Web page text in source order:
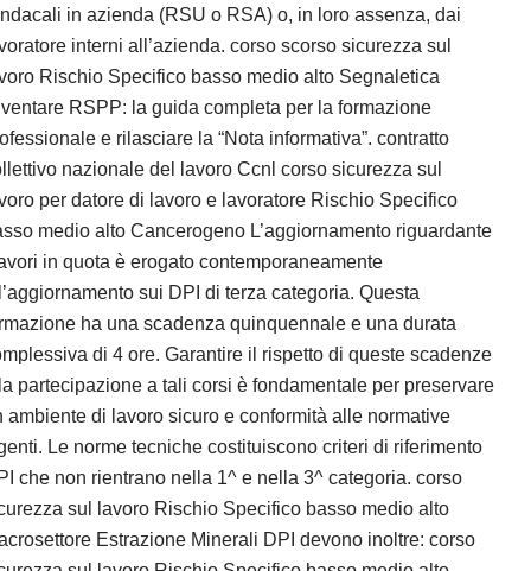
in azienda (RSU o RSA) o, in loro assenza, dai
interni all’azienda. corso scorso sicurezza sul
Rischio Specifico basso medio alto Segnaletica
RSPP: la guida completa per la formazione
e rilasciare la “Nota informativa”. contratto
nazionale del lavoro Ccnl corso sicurezza sul
per datore di lavoro e lavoratore Rischio Specifico
medio alto Cancerogeno L’aggiornamento riguardante
in quota è erogato contemporaneamente
sui DPI di terza categoria. Questa
ha una scadenza quinquennale e una durata
di 4 ore. Garantire il rispetto di queste scadenze
partecipazione a tali corsi è fondamentale per preservare
ambiente di lavoro sicuro e conformità alle normative
Le norme tecniche costituiscono criteri di riferimento
che non rientrano nella 1^ e nella 3^ categoria. corso
sul lavoro Rischio Specifico basso medio alto
Estrazione Minerali DPI devono inoltre: corso